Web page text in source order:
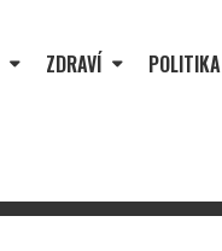
ZDRAVÍ POLITIKA